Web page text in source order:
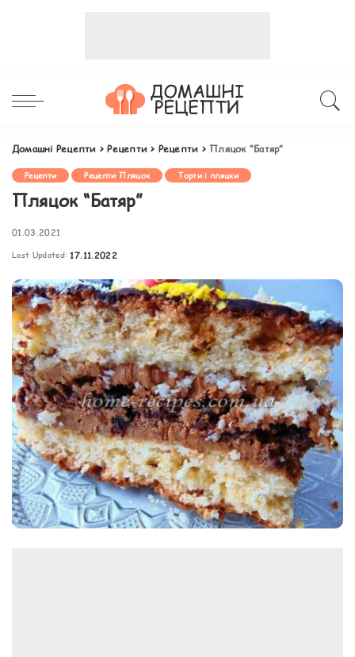
Домашні Рецепти >Рецепти > Рецепти >Пляцок “Батяр”
Рецепти Рецепти Пляцок Торти і пляцки
Пляцок “Батяр”
01.03.2021
Last Updated: 17.11.2022